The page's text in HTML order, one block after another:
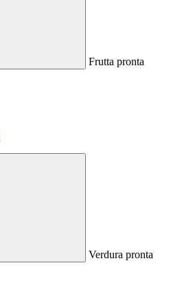
Frutta pronta
Verdura pronta